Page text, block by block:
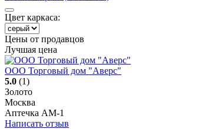
Цвет каркаса:
Цены от продавцов
Лучшая цена
ООО Торговый дом "Аверс"
5.0 (1)
Золото
Москва
Аптечка АМ-1
Написать отзыв